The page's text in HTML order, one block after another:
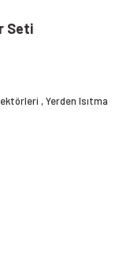
Seti
,Yerden Isıtma